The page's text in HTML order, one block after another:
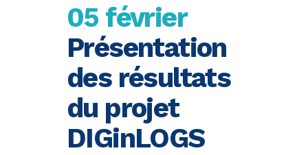
05 février
Présentation
des résultats
du projet
DIGinLOGS